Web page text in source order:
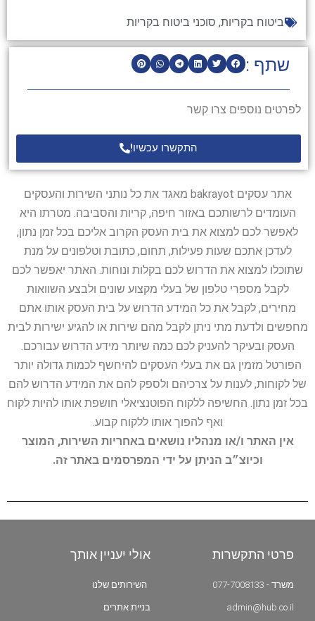
שתף :
לפרטים נוספים צרו קשר
התקשרו עכשיו!
ביטוח בקריות, סוכני ביטוח בקריות
אתר עסקים bakrayot מאגד את כל נותני השירות והעסקים
העומדים לרשותכם באזור חיפה, קריות והסביבה. מטרתו היא
לאפשר לכם למצוא את בית העסק הקרוב אליכם בכל זמן נתון,
לעדכן אתכם שעות פעילות, תחום, כתובת וטלפונים על מנת
שתוכלו למצוא את הדרוש לכם בקלות ונוחות. האתר יאפשר לכם
לקבל מספרי טלפון של בעלי מקצוע שונים ולבצע השוואות
מחירים, לקבל את כל המידע הדרוש על בית העסק אותו אתם
מחפשים ולדעת מתי ניתן לקבל מהם שירות או להגיע ישירות לבית
העסק ובעיקר להעניק לכם כמה שיותר מידע הדרוש עבורכם.
הפורטל מזמין גם את בעלי העסקים להיחשף לכמות גדולה יותר
של לקוחות, לענות על צרכיהם ולספק להם את המידע הדרוש להם
בכל זמן נתון. החשיפה ללקוח הפוטנציאלי חושפת אותו להיות לקוח
ואף להפוך אותו ללקוח קבוע.
אין האתר ו/או מנהליו נושאים באחריות השירות, המוצר
וכיוצ״ב הניתן על ידי המפרסמים באתר זה.
פרטי התקשרות
משרד - 077-7008133
admin@hub.co.il
אולי יעניין אותך
השירותים שלנו
בניית אתרים